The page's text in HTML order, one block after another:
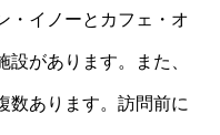
・イノーとカフェ・オ
があります。また、
数あります。訪問前に